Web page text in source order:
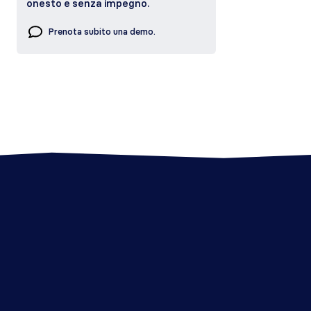
onesto e senza impegno.
Prenota subito una demo.